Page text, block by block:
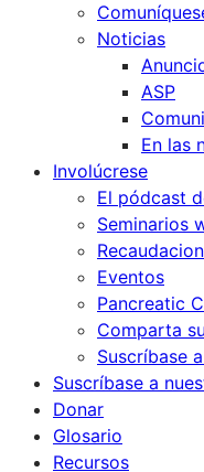
Noticias
ASP
En las
Involúcrese
El pódcast
Seminarios
Eventos
Pancreatic
Comparta
Suscríbase
Suscríbase a
Donar
Glosario
Recursos